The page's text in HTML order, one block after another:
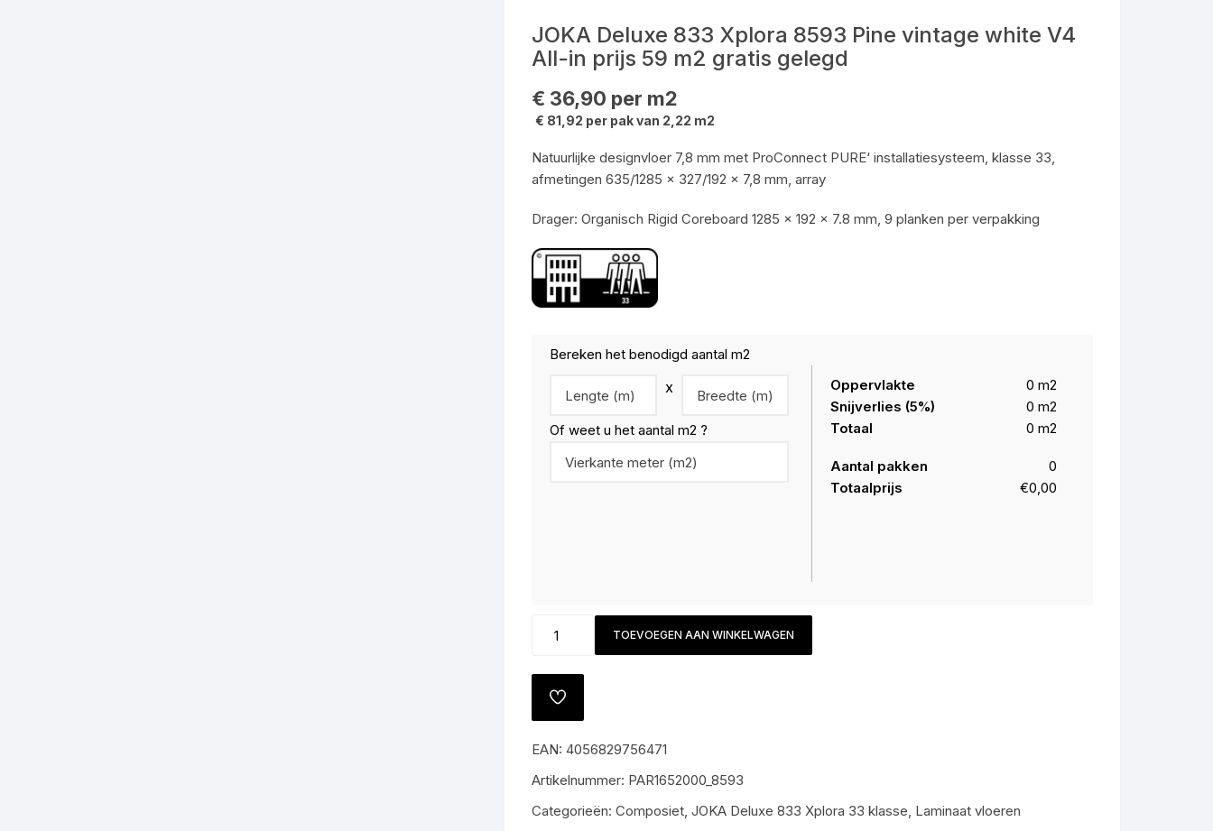
Visgraat Elemental
Elemental Multilayer (click) Plank XL Isocore
Rechthoekige Tegel Isocore
DESIGN 555 click pvc
DESIGN 555 Visgraat
DESIGN 555 XXL PVC DESIGN 555 XXL Plak PVC
LVT HomeLine 55
JOKA Deluxe CITY 431 ND
JOKA SKYLINE Deluxe 532
JOKA SKYLINE Deluxe 532
JOKA SKYLINE Deluxe 532
MADISON Klassiek LD
Compusure tegel
Output loop tegel
Output lines tegel
JOKA Deluxe 833 Xplora 33
Design 230 Aquaclick
Plinten Fase
x 0,53 m
Schuurmiddelen
Werkkleding
JOKA Deluxe 833 Xplora 8593 Pine vintage white V4
All-in prijs 59 m2 gratis gelegd
€ 36,90 per m2
€ 81,92 per pak van 2,22 m2
Natuurlijke designvloer 7,8 mm met ProConnect PURE‘ installatiesysteem, klasse 33,
afmetingen 635/1285 x 327/192 x 7,8 mm, array
Drager: Organisch Rigid Coreboard 1285 x 192 x 7.8 mm, 9 planken per verpakking
Bereken het benodigd aantal m2
x
Of weet u het aantal m2 ?
Oppervlakte 0 m2
Snijverlies (5%) 0 m2
Totaal
0 m2
Aantal pakken
0
Totaalprijs
€0,00
Deluxe
Xplora
8593
vintage
white
All-
TOEVOEGEN AAN WINKELWAGEN
TOEVOEGEN
AAN
EAN: 4056829756471
Artikelnummer: PAR1652000_8593
Categorieën: Composiet, JOKA Deluxe 833 Xplora 33 klasse, Laminaat vloeren